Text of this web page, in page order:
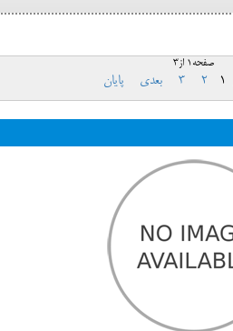
صفحه1 از3
1
2
3 بعدی پایان